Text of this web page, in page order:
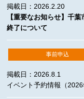
掲載日：2026.2.20
【重要なお知らせ】千
終了について
事前申込
掲載日：2026.8.1
イベント予約情報（2026